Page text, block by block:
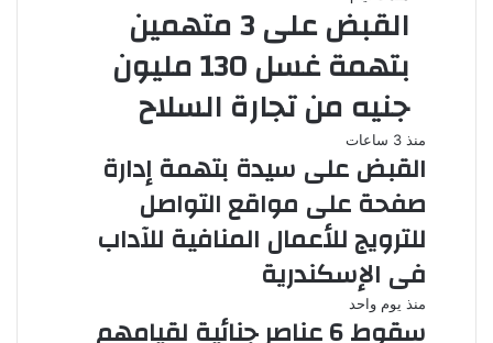
القبض على 3 متهمين
بتهمة غسل 130 مليون
جنيه من تجارة السلاح
منذ 3 ساعات
القبض على سيدة بتهمة إدارة
صفحة على مواقع التواصل
للترويج للأعمال المنافية للآداب
فى الإسكندرية
منذ يوم واحد
سقوط 6 عناصر جنائية لقيامهم